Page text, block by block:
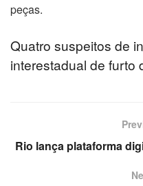
peças.
Quatro suspeitos de
interestadual de furto
Rio lança plataforma